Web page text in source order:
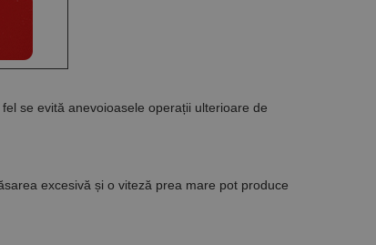
se evită anevoioasele operații ulterioare de
excesivă și o viteză prea mare pot produce
este o
utilizat.
unui
solicitare
privind
de un